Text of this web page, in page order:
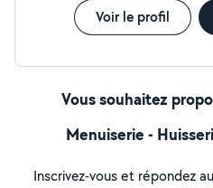
Voir le profil
Vous souhaitez
Menuiserie -
Inscrivez-vous et répondez